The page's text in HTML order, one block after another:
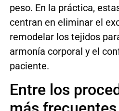
peso. En la práctica,
centran en eliminar el
remodelar los tejidos
armonía corporal y el
paciente.
Entre los